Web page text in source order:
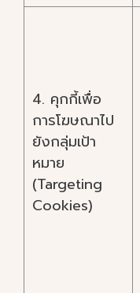
4. คุกกี้เพื่อ
การโฆษณาไป
ยังกลุ่มเป้า
หมาย
(Targeting
Cookies)